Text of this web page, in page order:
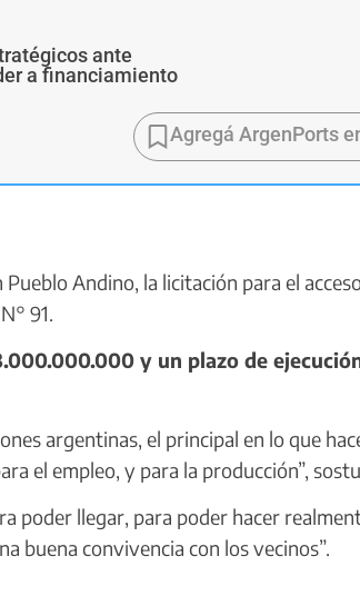
ante
a financiamiento
Agregá ArgenPorts
Pueblo Andino, la licitación para el
91.
y un plazo de
argentinas, el principal en lo que
el empleo, y para la producción”,
poder llegar, para poder hacer
buena convivencia con los vecinos”.